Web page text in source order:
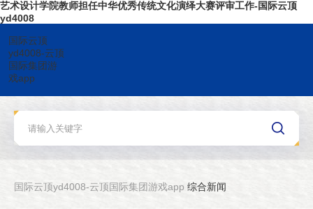
艺术设计学院教师担任中华优秀传统文化演绎大赛评审工作-国际云顶
yd4008
国际云顶
yd4008-云顶
国际集团游
戏app
国际云顶yd4008-云顶国际集团游戏app 综合新闻